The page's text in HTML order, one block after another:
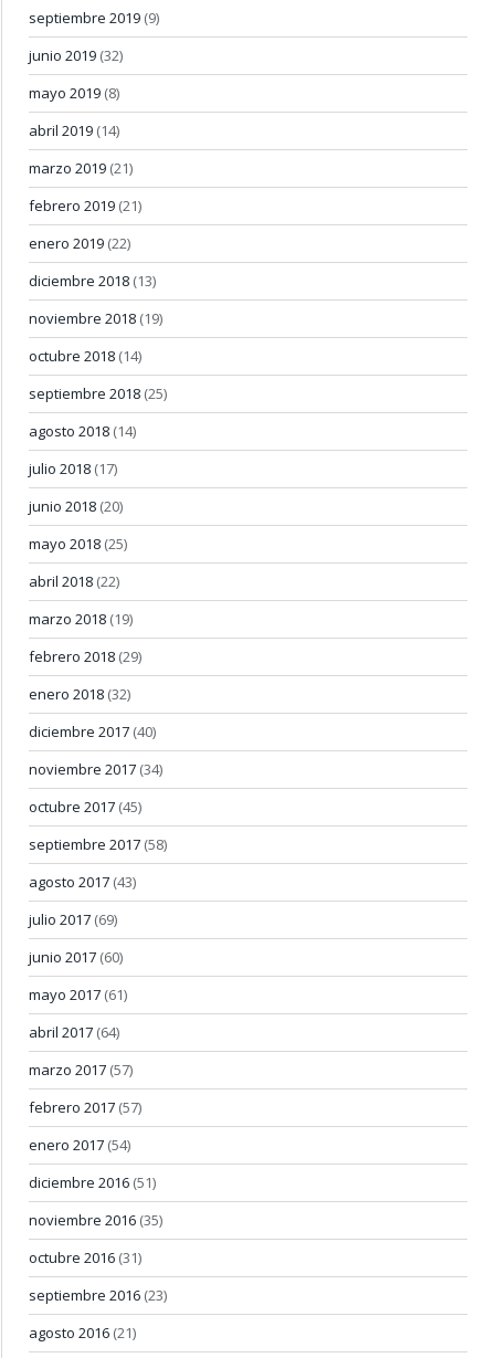
septiembre 2019 (9)
junio 2019 (32)
mayo 2019 (8)
abril 2019 (14)
marzo 2019 (21)
febrero 2019 (21)
enero 2019 (22)
diciembre 2018 (13)
noviembre 2018 (19)
octubre 2018 (14)
septiembre 2018 (25)
agosto 2018 (14)
julio 2018 (17)
junio 2018 (20)
mayo 2018 (25)
abril 2018 (22)
marzo 2018 (19)
febrero 2018 (29)
enero 2018 (32)
diciembre 2017 (40)
noviembre 2017 (34)
octubre 2017 (45)
septiembre 2017 (58)
agosto 2017 (43)
julio 2017 (69)
junio 2017 (60)
mayo 2017 (61)
abril 2017 (64)
marzo 2017 (57)
febrero 2017 (57)
enero 2017 (54)
diciembre 2016 (51)
noviembre 2016 (35)
octubre 2016 (31)
septiembre 2016 (23)
agosto 2016 (21)